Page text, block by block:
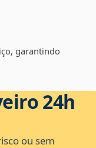
garantindo
24h
ou sem